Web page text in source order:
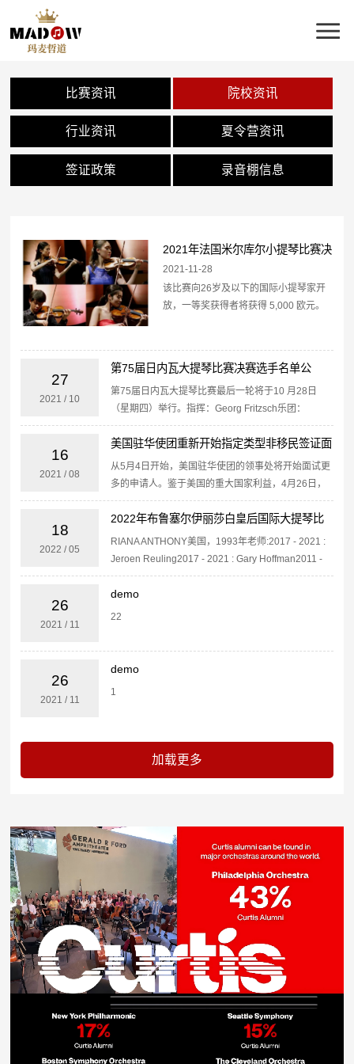
比赛资讯 院校资讯
行业资讯 夏令营资讯
签证政策 录音棚信息
2021年法国米尔库尔小提琴比赛决
赛名单公布
2021-11-28
该比赛向26岁及以下的国际小提琴家开
放，一等奖获得者将获得 5,000 欧元。
Yumiba（...
27
2021 / 10
第75届日内瓦大提琴比赛决赛选手名单公
布，韩国15岁选手再创佳绩
第75届日内瓦大提琴比赛最后一轮将于10 月28日
（星期四）举行。指挥：Georg Fritzsch乐团：
Orchester de la Suisse Romande今年晋级瑞士日内
瓦日内瓦国际大提琴...
16
2021 / 08
美国驻华使团重新开始指定类型非移民签证面
谈（美国）
从5月4日开始，美国驻华使团的领事处将开始面试更
多的申请人。鉴于美国的重大国家利益，4月26日，
针对旨在应对新冠肺炎疫情对公众健康的威胁的总统
公告所实施的旅行限制，美国国务卿布林肯批准了若
干项国家利益...
18
2022 / 05
2022年布鲁塞尔伊丽莎白皇后国际大提琴比
赛半决赛选手介绍
RIANA ANTHONY美国，1993年老师:2017 - 2021 :
Jeroen Reuling2017 - 2021 : Gary Hoffman2011 -
2017 : Hans Jør...
26
2021 / 11
demo
22
26
2021 / 11
demo
1